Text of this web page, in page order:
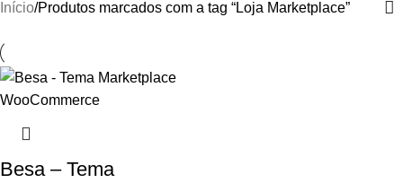
Início Produtos marcados com a tag “Loja Marketplace”
Besa – Tema